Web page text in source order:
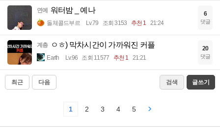
연예 워터밤 _ 예나
돌체콜드부르 Lv.79 조회 3153 추천 1 21:24
6
댓글
계층 ㅇㅎ) 막차시간이 가까워진 커플
Earth Lv.96 조회 11577 추천 1 21:21
20
댓글
최근 다음 검색 글쓰기
1 2 3 4 5